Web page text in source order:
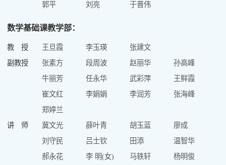
郭平
刘亮 于晋伟
数学基础课教学部：
教 授 王旦霞 李玉瑛
张建文
副教授
张素方 段周波 赵丽华
孙高峰
牛丽芳
任永华 武彩萍
王鲜霞
崔文红
李娟娟 李润芳
张海峰
郑婷兰
讲 师
冀文光 薛叶青 胡玉蓝
廖成
刘守民
吕士钦 田添
温智华
郝永花
李 明(女) 马轶轩
杨明俊